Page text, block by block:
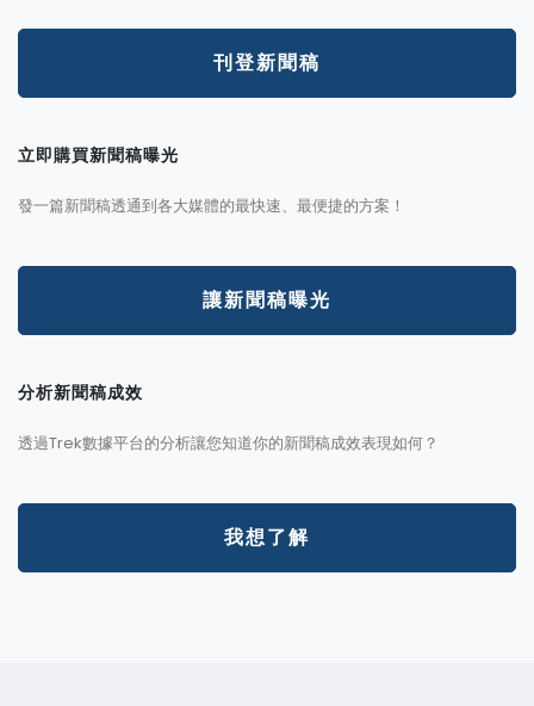
刊登新聞稿
立即購買新聞稿曝光
發一篇新聞稿透通到各大媒體的最快速、最便捷的方案！
讓新聞稿曝光
分析新聞稿成效
透過Trek數據平台的分析讓您知道你的新聞稿成效表現如何？
我想了解